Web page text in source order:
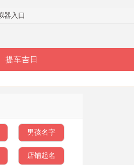
器入口
提车吉日
男孩名字
店铺起名